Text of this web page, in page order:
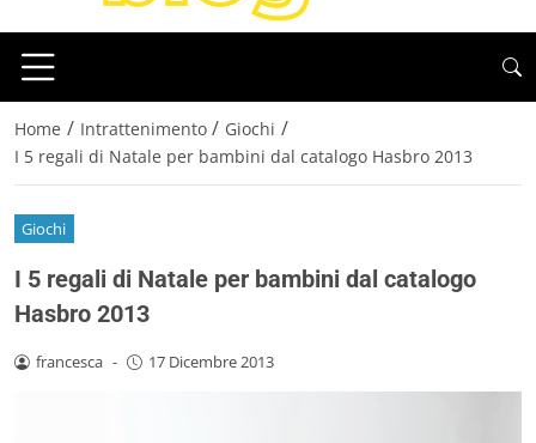
Home / Intrattenimento / Giochi /
I 5 regali di Natale per bambini dal catalogo Hasbro 2013
Giochi
I 5 regali di Natale per bambini dal catalogo
Hasbro 2013
francesca - 17 Dicembre 2013